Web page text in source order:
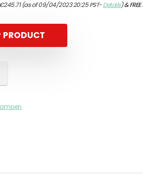
€245.71(as of 09/04/2023 20:25 PST-Details)&
PRODUCT